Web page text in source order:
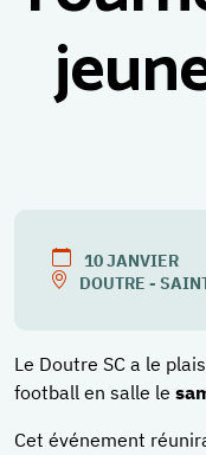
10JANVIER
DOUTRE -
Le Doutre SC a le
football en salle le
Cet événement